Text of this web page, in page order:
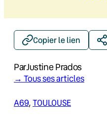
Copier le lien
ParJustine Prados
→ Tous ses articles
A69, TOULOUSE